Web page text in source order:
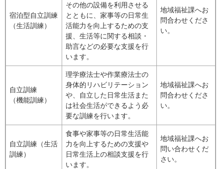
宿泊型自立訓練
（生活訓練）
その他の設備を利用させる
とともに、家事等の日常生
活能力を向上するための支
援、生活等に関する相談・
助言などの必要な支援を行
います。
地域福祉課へお
問合わせくださ
い。
自立訓練
（機能訓練）
理学療法士や作業療法士の
身体的リハビリテーション
や、自立した日常生活また
は社会生活ができるよう必
要な訓練を行います。
地域福祉課へお
問合わせくださ
い。
自立訓練（生活
訓練）
食事や家事等の日常生活能
力を向上するための支援や
日常生活上の相談支援を行
います。
地域福祉課へお
問い合わせくだ
さい。